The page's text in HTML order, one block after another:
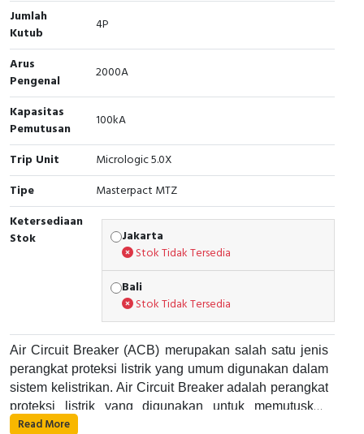
Accessories
Exlhoist / Wireless Crane Controller
Cable Operated Switch
Signalling Columns
Safety Sensors
Pressure Switch
Ultrasonic & Rotary Encoder
Inductive Sensors
Photoelectric
Cam Switch
Accessories Elektrikal
Empty Box
Panel Box
Jumlah
Kutub
4P
Arus
Pengenal
2000A
Kapasitas
Pemutusan
100kA
Trip Unit
Micrologic 5.0X
Tipe
Masterpact MTZ
Ketersediaan
Stok
Jakarta
Stok Tidak Tersedia
Bali
Stok Tidak Tersedia
Air Circuit Breaker (ACB) merupakan salah satu jenis
perangkat proteksi listrik yang umum digunakan dalam
sistem kelistrikan. Air Circuit Breaker adalah perangkat
proteksi listrik yang digunakan untuk memutuskan
aliran listrik pada suatu rangkaian listrik saat terjadi
Read More